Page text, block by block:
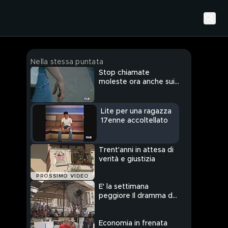
Nella stessa puntata
Stop chiamate
moleste ora anche sui
Lite per una ragazza
17enne accoltellato
PROSSIMO VIDEO
Trent'anni in attesa di
verità e giustizia
E' la settimana
peggiore Il dramma dei
Economia in frenata